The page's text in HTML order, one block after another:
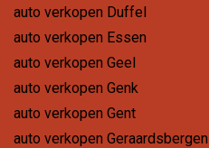
auto verkopen Duffel
auto verkopen Essen
auto verkopen Geel
auto verkopen Genk
auto verkopen Gent
auto verkopen Geraardsbergen